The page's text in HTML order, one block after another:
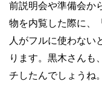
前説明会や準備会か
物を内覧した際に、
人がフルに使わない
ります。黒木さんも
チしたんでしょうね